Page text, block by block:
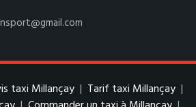
taxi Millançay | Tarif taxi Millançay |